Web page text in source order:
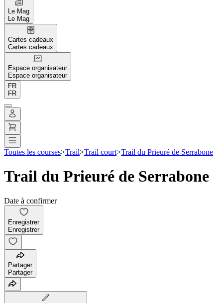
Le Mag
Le Mag
Cartes cadeaux
Cartes cadeaux
Espace organisateur
Espace organisateur
FR
FR
Toutes les courses>Trail>Trail court>Trail du Prieuré de Serrabone
Trail du Prieuré de Serrabone
Date à confirmer
Enregistrer
Enregistrer
Partager
Partager